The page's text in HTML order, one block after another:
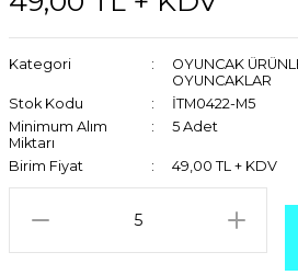
Kategori OYUNCAK
OYUNCAKLAR
Stok Kodu
İTM0422-M5
Minimum Alım
Miktarı
5 Adet
Birim Fiyat 49,00 TL + KDV